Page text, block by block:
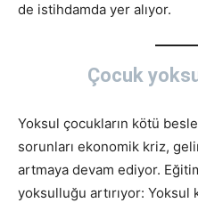
de istihdamda yer alıyor.
Çocuk
Yoksul çocukların kötü
sorunları ekonomik kriz,
artmaya devam ediyor.
yoksulluğu artırıyor: Yoksul